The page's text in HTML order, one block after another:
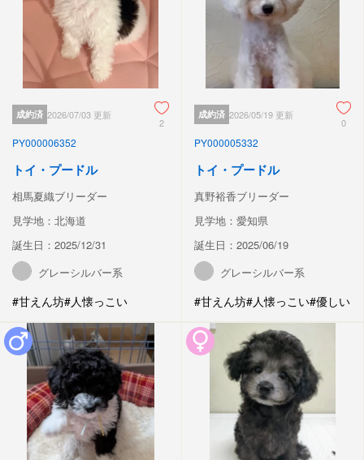
成約済 2026/07/03 更新
2
PY000006352
トイ・プードル
相馬夏織ブリーダー
見学地：北海道
誕生日：2025/12/31
グレーシルバー系
#甘えん坊#人懐っこい
成約済 2026/05/19 更新
0
PY000005332
トイ・プードル
真野裕香ブリーダー
見学地：愛知県
誕生日：2025/06/19
グレーシルバー系
#甘えん坊#人懐っこい#優しい